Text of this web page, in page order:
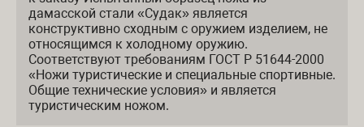
дамасской стали «Судак» является
конструктивно сходным с оружием изделием, не
относящимся к холодному оружию.
Соответствуют требованиям ГОСТ Р 51644-2000
«Ножи туристические и специальные спортивные.
Общие технические условия» и является
туристическим ножом.